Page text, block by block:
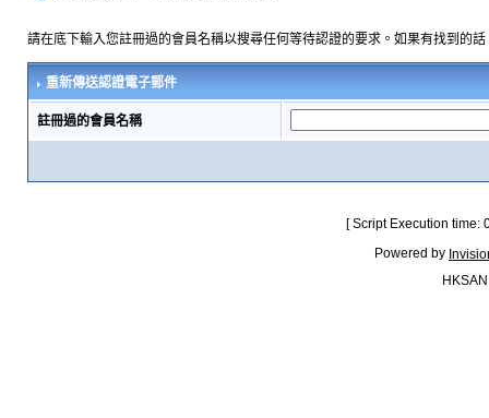
請在底下輸入您註冊過的會員名稱以搜尋任何等待認證的要求。如果有找到的
重新傳送認證電子郵件
註冊過的會員名稱
[ Script Execution
Powered by